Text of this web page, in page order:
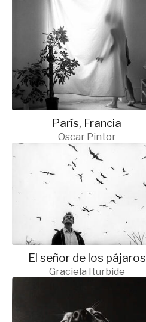
París, Francia
Oscar Pintor
El señor de los pájaros
Graciela Iturbide